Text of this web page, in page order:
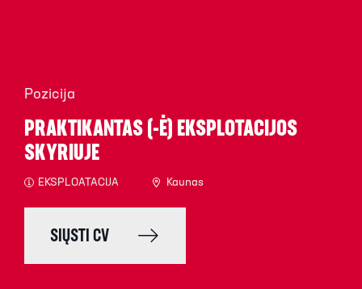
Pozicija
PRAKTIKANTAS (-Ė) EKSPLOTACIJOS
SKYRIUJE
EKSPLOATACIJA Kaunas
SIŲSTI CV